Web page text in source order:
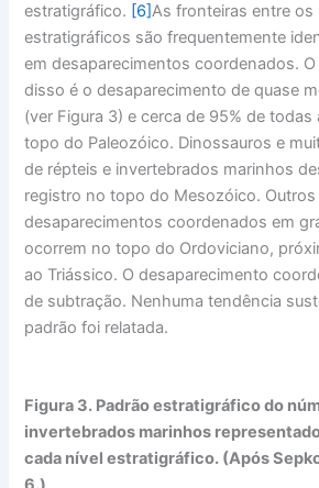
estratigráfico. [6]As fronteiras entre os
estratigráficos são frequentemente
em desaparecimentos coordenados.
disso é o desaparecimento de quase
(ver Figura 3) e cerca de 95% de todas
topo do Paleozóico. Dinossauros e
de répteis e invertebrados marinhos
registro no topo do Mesozóico.
desaparecimentos coordenados em
ocorrem no topo do Ordoviciano,
ao Triássico. O desaparecimento
de subtração. Nenhuma tendência
padrão foi relatada.
Figura 3. Padrão estratigráfico do
invertebrados marinhos
cada nível estratigráfico. (Após